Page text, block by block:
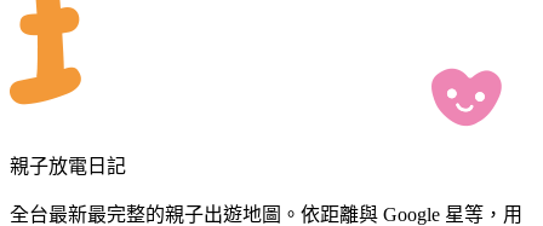
親子放電日記
全台最新最完整的親子出遊地圖。依距離與 Google 星等，用